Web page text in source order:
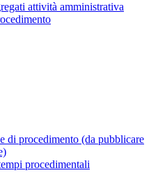
attività amministrativa
di procedimento (da pubblicare
procedimentali